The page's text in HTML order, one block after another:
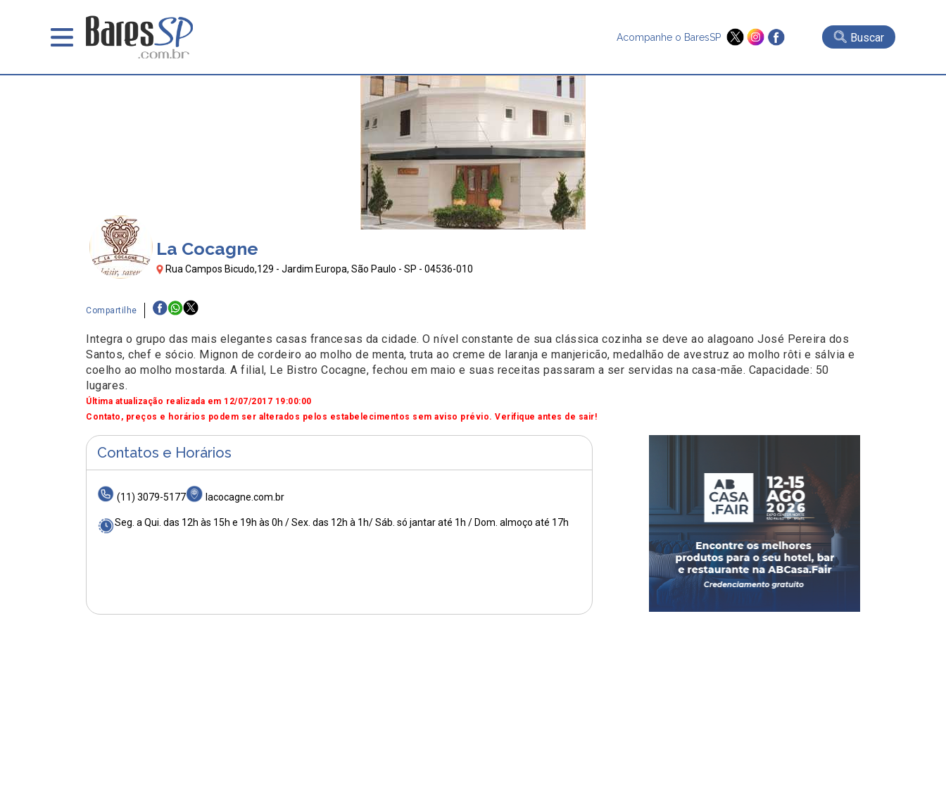
Acompanhe o BaresSP Buscar
La Cocagne
Rua Campos Bicudo,129 - Jardim Europa, São Paulo - SP - 04536-010
Compartilhe
Integra o grupo das mais elegantes casas francesas da cidade. O nível constante de sua clássica cozinha se deve ao alagoano José Pereira dos
Santos, chef e sócio. Mignon de cordeiro ao molho de menta, truta ao creme de laranja e manjericão, medalhão de avestruz ao molho rôti e sálvia e
coelho ao molho mostarda. A filial, Le Bistro Cocagne, fechou em maio e suas receitas passaram a ser servidas na casa-mãe. Capacidade: 50
lugares.
Última atualização realizada em 12/07/2017 19:00:00
Contato, preços e horários podem ser alterados pelos estabelecimentos sem aviso prévio. Verifique antes de sair!
Contatos e Horários
(11) 3079-5177 lacocagne.com.br
Seg. a Qui. das 12h às 15h e 19h às 0h / Sex. das 12h à 1h/ Sáb. só jantar até 1h / Dom. almoço até 17h